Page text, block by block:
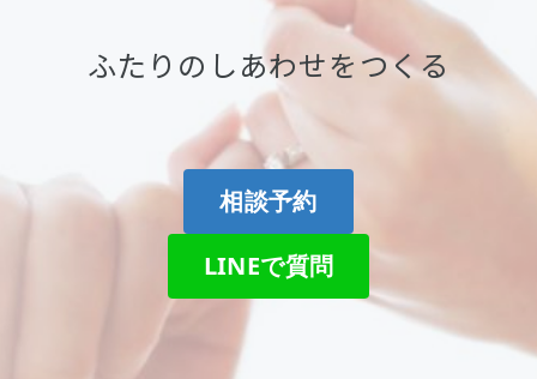
ふたりのしあわせをつくる
相談予約
LINEで質問